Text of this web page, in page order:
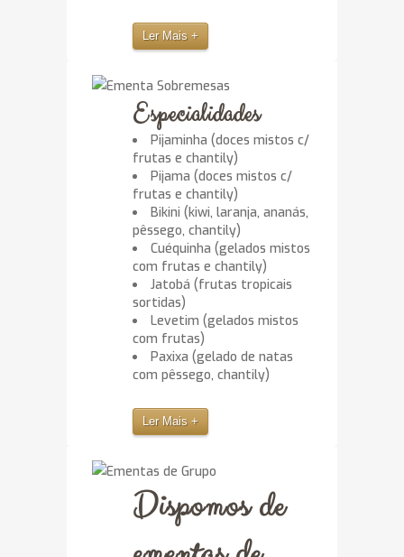
Ler Mais +
Especialidades
Pijaminha (doces mistos c/
frutas e chantily)
Pijama (doces mistos c/
frutas e chantily)
Bikini (kiwi, laranja, ananás,
pêssego, chantily)
Cuéquinha (gelados mistos
com frutas e chantily)
Jatobá (frutas tropicais
sortidas)
Levetim (gelados mistos
com frutas)
Paxixa (gelado de natas
com pêssego, chantily)
Ler Mais +
Dispomos de